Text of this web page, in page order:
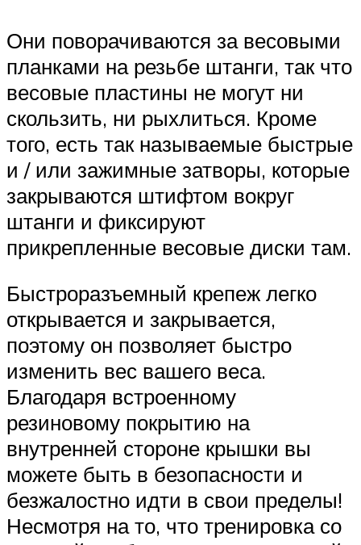
Они поворачиваются за весовыми
планками на резьбе штанги, так что
весовые пластины не могут ни
скользить, ни рыхлиться. Кроме
того, есть так называемые быстрые
и / или зажимные затворы, которые
закрываются штифтом вокруг
штанги и фиксируют
прикрепленные весовые диски там.
Быстроразъемный крепеж легко
открывается и закрывается,
поэтому он позволяет быстро
изменить вес вашего веса.
Благодаря встроенному
резиновому покрытию на
внутренней стороне крышки вы
можете быть в безопасности и
безжалостно идти в свои пределы!
Несмотря на то, что тренировка со